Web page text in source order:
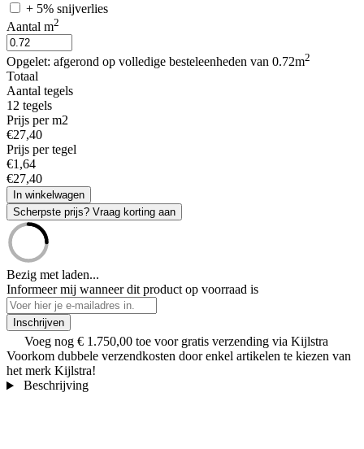
+ 5% snijverlies
Aantal m2
Opgelet: afgerond op volledige besteleenheden van 0.72m2
Totaal
Aantal tegels
12 tegels
Prijs per m2
€27,40
Prijs per tegel
€1 ,64
€27,40
In winkelwagen
Scherpste prijs? Vraag korting aan
Bezig met laden...
Informeer mij wanneer dit product op voorraad is
Inschrijven
Voeg nog € 1.750,00 toe voor gratis verzending via Kijlstra
Voorkom dubbele verzendkosten door enkel artikelen te kiezen van
het merk Kijlstra!
Beschrijving